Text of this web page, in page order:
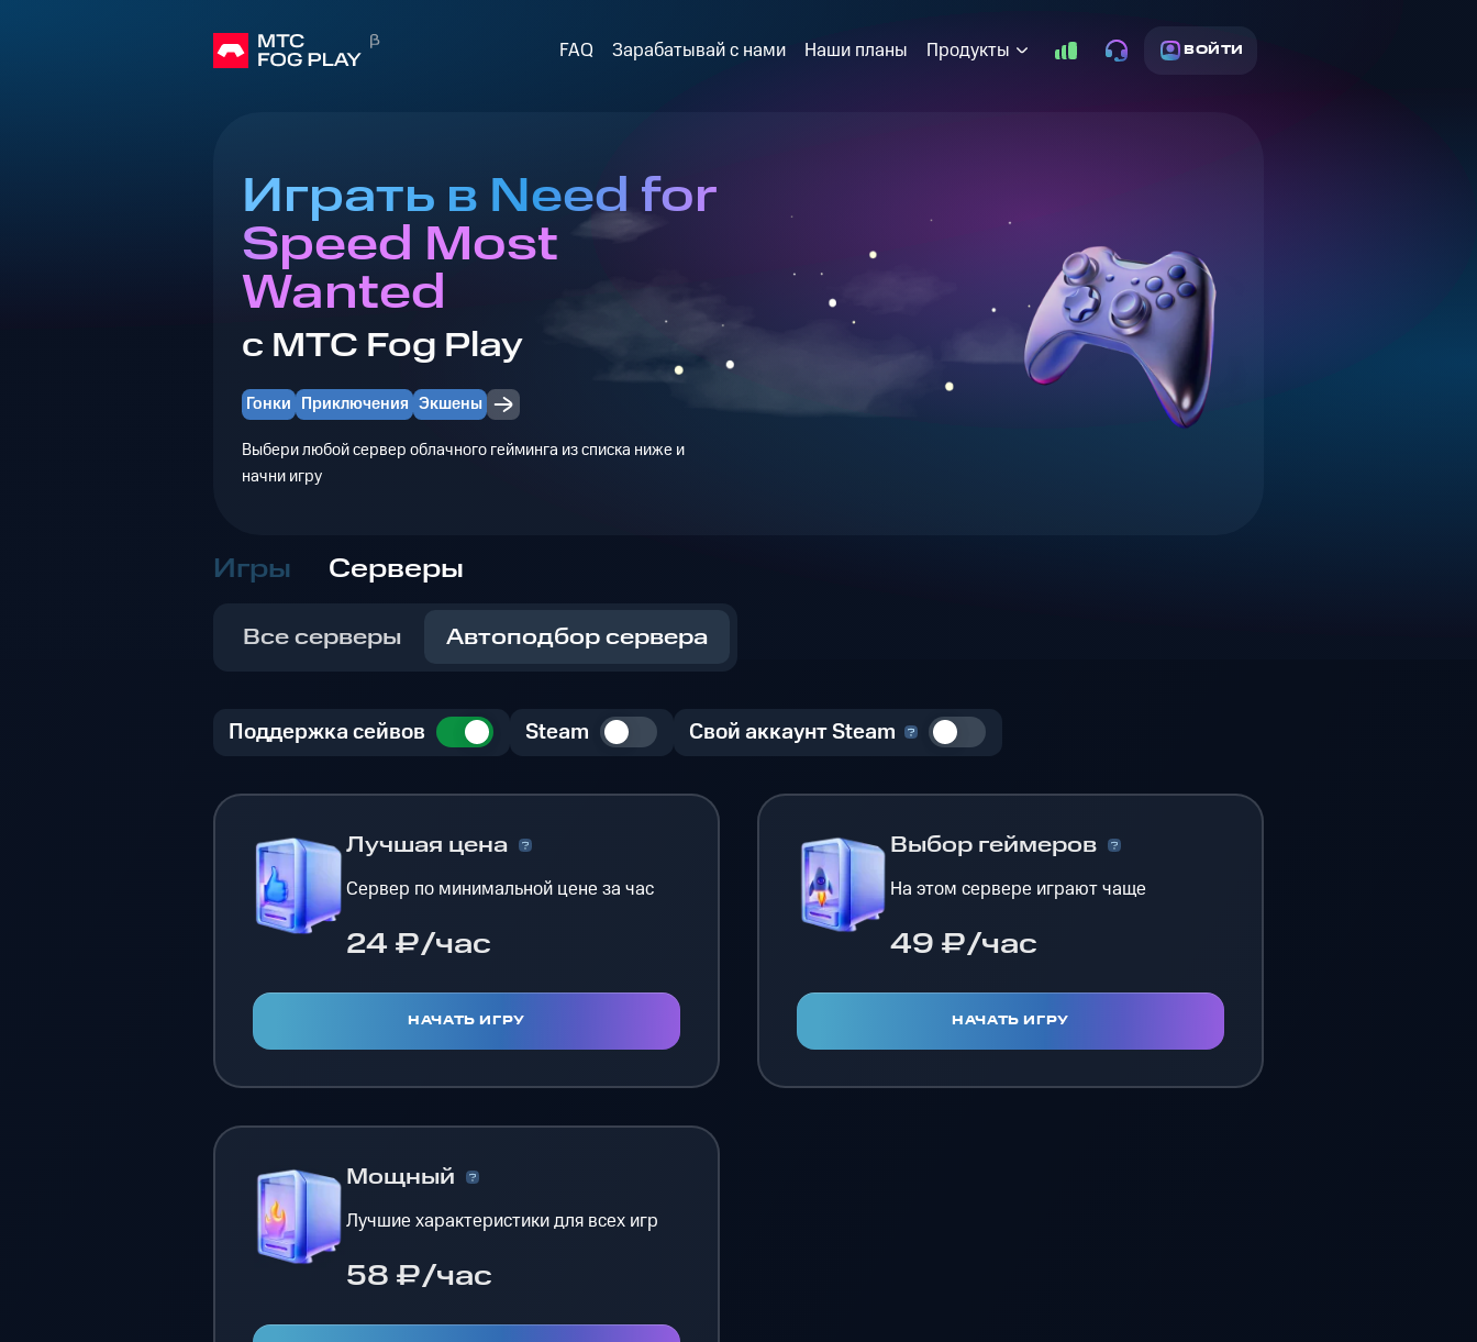
FAQ Зарабатывай с нами Наши планы Продукты ВОЙТИ
Играть в Need for
Speed Most
Wanted
с МТС Fog Play
Гонки Приключения Экшены
Выбери любой сервер облачного гейминга из списка ниже и
начни игру
Игры Серверы
Все серверы Автоподбор сервера
Поддержка сейвов Steam Свой аккаунт Steam
Лучшая цена
Сервер по минимальной цене за час
24 ₽/час
НАЧАТЬ ИГРУ
Выбор геймеров
На этом сервере играют чаще
49 ₽/час
НАЧАТЬ ИГРУ
Мощный
Лучшие характеристики для всех игр
58 ₽/час